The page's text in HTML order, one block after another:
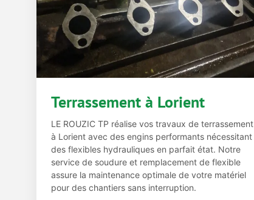
Terrassement à Lorient
LE ROUZIC TP réalise vos travaux de terrassement
à Lorient avec des engins performants nécessitant
des flexibles hydrauliques en parfait état. Notre
service de soudure et remplacement de flexible
assure la maintenance optimale de votre matériel
pour des chantiers sans interruption.